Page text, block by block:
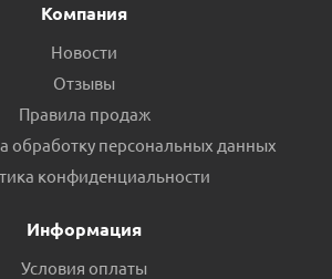
Компания
Новости
Отзывы
Правила продаж
обработку персональных данных
конфиденциальности
Информация
Условия оплаты